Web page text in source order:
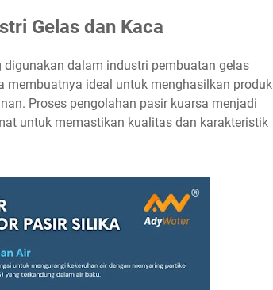
Gelas dan Kaca
dalam industri pembuatan gelas
ideal untuk menghasilkan produk
Proses pengolahan pasir kuarsa menjadi
untuk memastikan kualitas dan karakteristik